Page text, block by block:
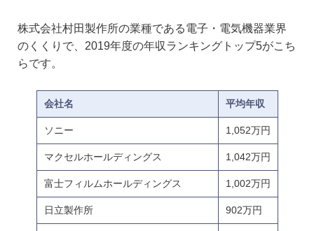
株式会社村田製作所の業種である電子・電気機器業界
のくくりで、2019年度の年収ランキングトップ5がこち
らです。
会社名 平均年収
ソニー 1,052万円
マクセルホールディングス 1,042万円
富士フィルムホールディングス 1,002万円
日立製作所 902万円